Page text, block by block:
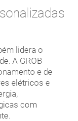
lidera o
A GROB
e de
elétricos e
com